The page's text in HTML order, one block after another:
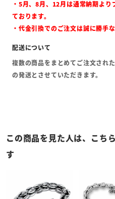
・5月、8月、12月は通常納期よ
ております。
・代金引換でのご注文は誠に勝手
複数の商品をまとめてご注文され
の発送とさせていただきます。
この商品を見た人は、こち
す